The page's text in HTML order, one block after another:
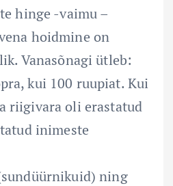
hinge -vaimu –
hoidmine on
Vanasõnagi ütleb:
kui 100 ruupiat. Kui
riigivara oli erastatud
inimeste
ning